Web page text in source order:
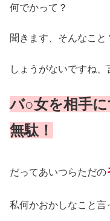
何でかって？
聞きます、そんなこと
しょうがないですね、
バ○女を相手
無駄！
だってあいつらただの
私何かおかしなこと言